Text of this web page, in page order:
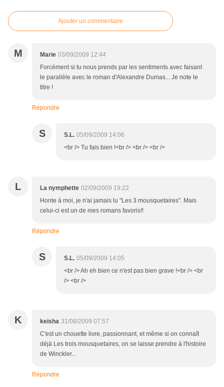
Ajouter un commentaire
M Marie 03/09/2009 12:44
Forcément si tu nous prends par les sentiments avec faisant
le parallèle avec le roman d'Alexandre Dumas... Je note le
titre !
Répondre
S S.L. 05/09/2009 14:06
<br /> Tu fais bien !<br /> <br /> <br />
L La nymphette 02/09/2009 19:22
Honte à moi, je n'ai jamais lu "Les 3 mousquetaires". Mais
celui-ci est un de mes romans favoris!!
Répondre
S S.L. 05/09/2009 14:05
<br /> Ah eh bien ce n'est pas bien grave !<br /> <br
/> <br />
K keisha 31/08/2009 07:57
C'est un chouette livre, passionnant, et même si on connaît
déjà Les trois mousquetaires, on se laisse prendre à l'histoire
de Winckler...
Répondre